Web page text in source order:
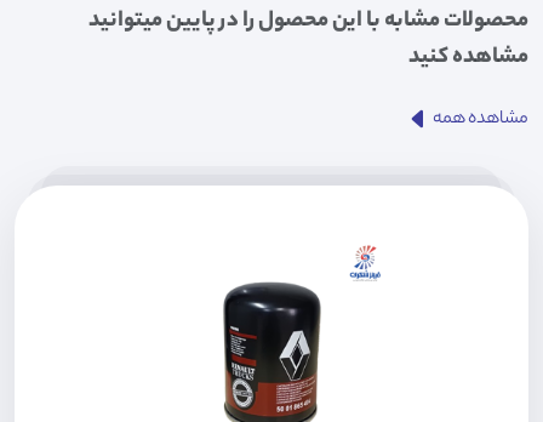
محصولات مشابه با این محصول را در پایین میتوانید
مشاهده کنید
مشاهده همه